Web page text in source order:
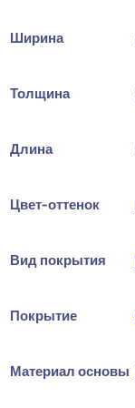
Ширина
Толщина
Длина
Цвет-оттенок
Вид покрытия
Покрытие
Материал основы